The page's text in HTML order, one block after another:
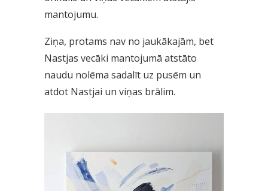
mantojumu.
Ziņa, protams nav no jaukākajām, bet
Nastjas vecāki mantojumā atstāto
naudu nolēma sadalīt uz pusēm un
atdot Nastjai un viņas brālim.